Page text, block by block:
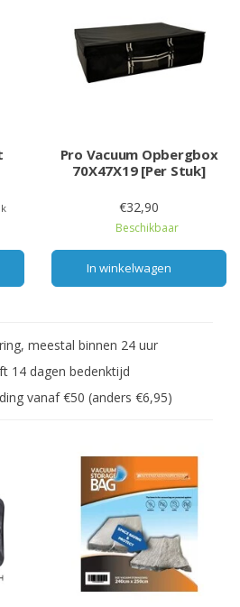
Pro Vacuum Opbergbox
70X47X19 [Per Stuk]
€32,90
Beschikbaar
In winkelwagen
meestal binnen 24 uur
14 dagen bedenktijd
vanaf €50 (anders €6,95)